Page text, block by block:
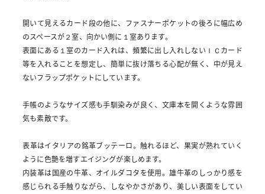
開いて見えるカード段の他に、ファスナーポケットの後ろに幅広め
のスペースが２室、向かい側に１室あります。
表面にある１室のカード入れは、頻繁に出し入れしないＩＣカード
等を入れることを想定し、簡単に抜け落ちる心配が無く、中が見え
ないフラップポケットにしています。
手帳のようなサイズ感も手馴染みが良く、文庫本を開くような雰囲
気も素敵です。
表革はイタリアの銘革ブッテーロ。触れるほど、果実が熟れていく
ように色艶を増すエイジングが楽しめます。
内装革は国産の牛革、オイルダコタを使用。雄牛革のしっかり感を
感じられる手触りながら、しなやかさがあり、美しい表面をしてい